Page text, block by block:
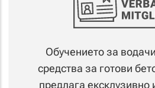
Обучението за
средства за готови
предлага ексклузивно